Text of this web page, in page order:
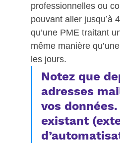
professionnelles ou
pouvant aller jusqu’à
qu’une PME traitant
même manière
les jours.
Notez que
adresses
vos
existant